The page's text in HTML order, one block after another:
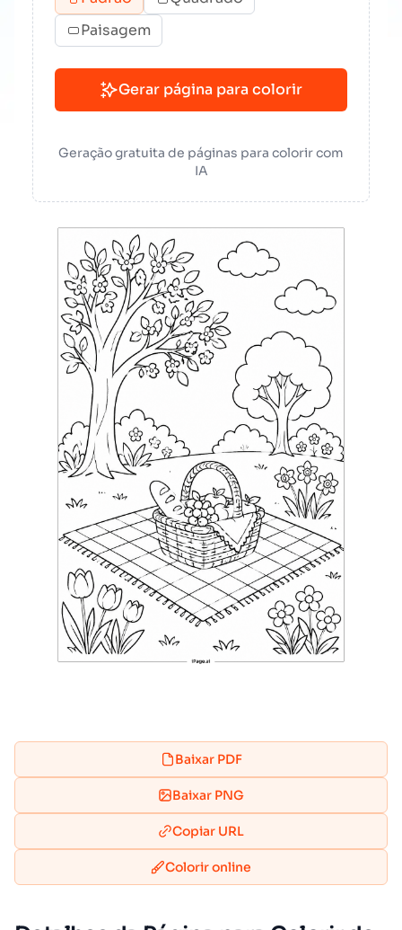
Paisagem
Gerar página para colorir
Geração gratuita de páginas para colorir com
IA
Baixar PDF
Baixar PNG
Copiar URL
Colorir online